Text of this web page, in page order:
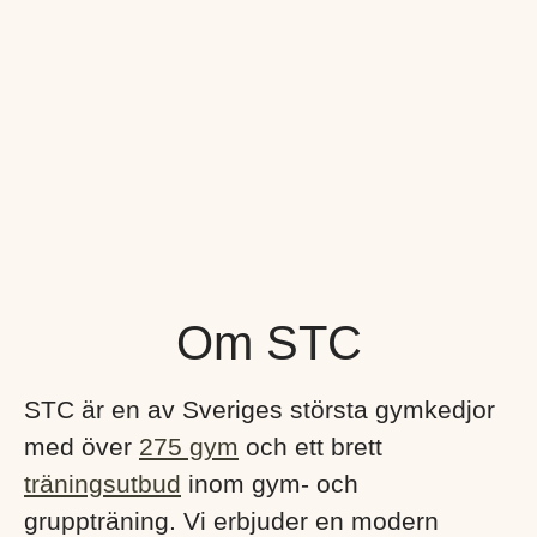
Om STC
STC är en av Sveriges största gymkedjor
med över 275 gym och ett brett
träningsutbud inom gym- och
gruppträning. Vi erbjuder en modern